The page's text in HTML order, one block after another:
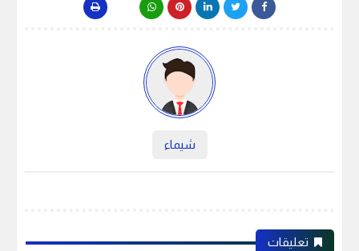
شيماء
تعليقات